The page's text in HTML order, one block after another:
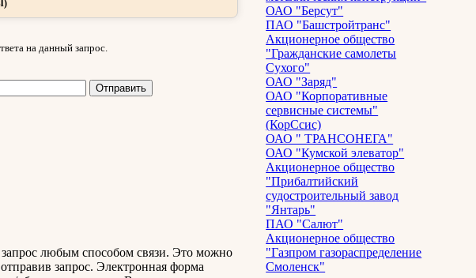
на данный запрос.
любым способом связи. Это можно
запрос. Электронная форма
ОАО "Берсут"
ПАО "Башстройтранс"
Акционерное общество
"Гражданские самолеты
Сухого"
ОАО "Заряд"
ОАО "Корпоративные
сервисные системы"
(КорСсис)
ОАО " ТРАНСОНЕГА"
ОАО "Кумской элеватор"
Акционерное общество
"Прибалтийский
судостроительный завод
"Янтарь"
ПАО "Салют"
Акционерное общество
"Газпром газораспределение
Смоленск"